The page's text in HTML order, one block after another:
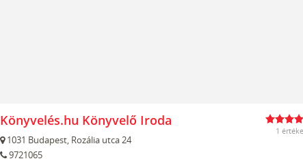
Könyvelés.hu Könyvelő Iroda
1031 Budapest, Rozália utca 24
9721065
1